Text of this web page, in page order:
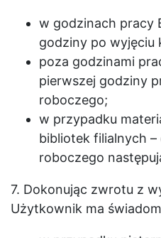
w godzinach pracy
godziny po wyjęciu
poza godzinami
pierwszej godziny
roboczego;
w przypadku
bibliotek filialnych –
roboczego
7. Dokonując zwrotu z
Użytkownik ma